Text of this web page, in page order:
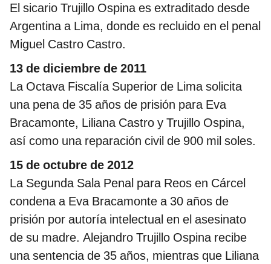
El sicario Trujillo Ospina es extraditado desde
Argentina a Lima, donde es recluido en el penal
Miguel Castro Castro.
13 de diciembre de 2011
La Octava Fiscalía Superior de Lima solicita
una pena de 35 años de prisión para Eva
Bracamonte, Liliana Castro y Trujillo Ospina,
así como una reparación civil de 900 mil soles.
15 de octubre de 2012
La Segunda Sala Penal para Reos en Cárcel
condena a Eva Bracamonte a 30 años de
prisión por autoría intelectual en el asesinato
de su madre. Alejandro Trujillo Ospina recibe
una sentencia de 35 años, mientras que Liliana